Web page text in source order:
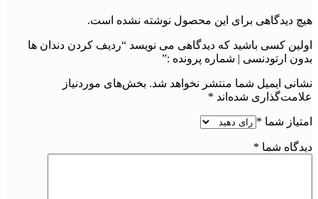
هیچ دیدگاهی برای این محصول نوشته نشده است.
اولین کسی باشید که دیدگاهی می نویسد “ردیف کردن دندان ها
بدون ارتودنسی | شماره پرونده :”
نشانی ایمیل شما منتشر نخواهد شد. بخش‌های موردنیاز
علامت‌گذاری شده‌اند *
امتیاز شما *
دیدگاه شما *